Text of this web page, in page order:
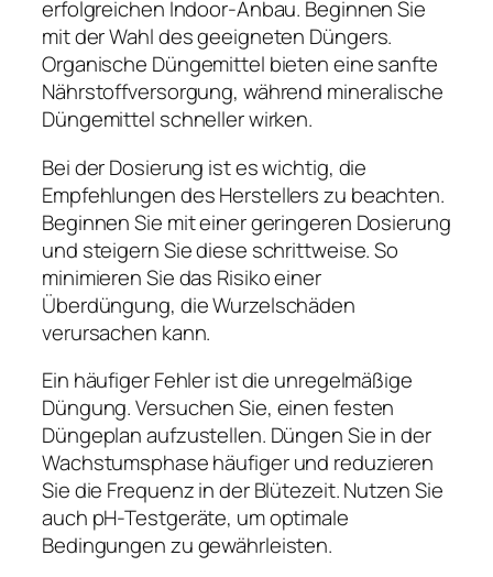
erfolgreichen Indoor-Anbau. Beginnen Sie
mit der Wahl des geeigneten Düngers.
Organische Düngemittel bieten eine sanfte
Nährstoffversorgung, während mineralische
Düngemittel schneller wirken.
Bei der Dosierung ist es wichtig, die
Empfehlungen des Herstellers zu beachten.
Beginnen Sie mit einer geringeren Dosierung
und steigern Sie diese schrittweise. So
minimieren Sie das Risiko einer
Überdüngung, die Wurzelschäden
verursachen kann.
Ein häufiger Fehler ist die unregelmäßige
Düngung. Versuchen Sie, einen festen
Düngeplan aufzustellen. Düngen Sie in der
Wachstumsphase häufiger und reduzieren
Sie die Frequenz in der Blütezeit. Nutzen Sie
auch pH-Testgeräte, um optimale
Bedingungen zu gewährleisten.